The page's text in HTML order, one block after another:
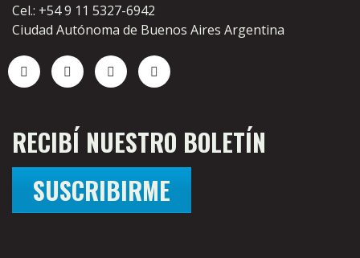
Cel.: +54 9 11 5327-6942
Ciudad Autónoma de Buenos Aires Argentina
RECIBÍ NUESTRO BOLETÍN
SUSCRIBIRME